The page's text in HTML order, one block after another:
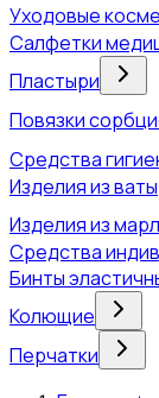
Уходовые
Салфетки
Пластыри
Повязки
Средства
Изделия из ваты
Изделия из
Средства
Бинты
Колющие
Перчатки